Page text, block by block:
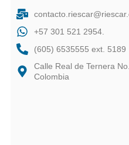
+57 301 521 2954.
(605) 6535555 ext. 5189
Calle Real de Ternera
Colombia